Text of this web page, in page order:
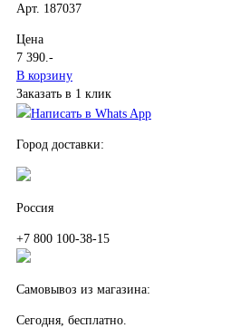
Арт. 187037
Цена
7 390 .-
В корзину
Заказать в 1 клик
Написать в Whats App
Город доставки:
Россия
+7 800 100-38-15
Самовывоз из магазина:
Сегодня, бесплатно.